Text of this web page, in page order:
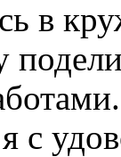
в
с